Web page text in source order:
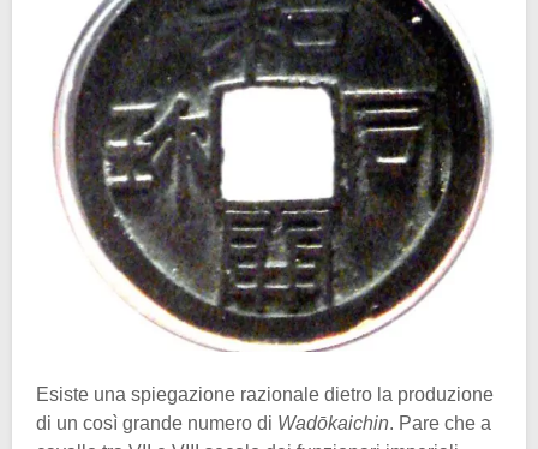
Esiste una spiegazione razionale dietro la produzione
di un così grande numero di Wadōkaichin. Pare che a